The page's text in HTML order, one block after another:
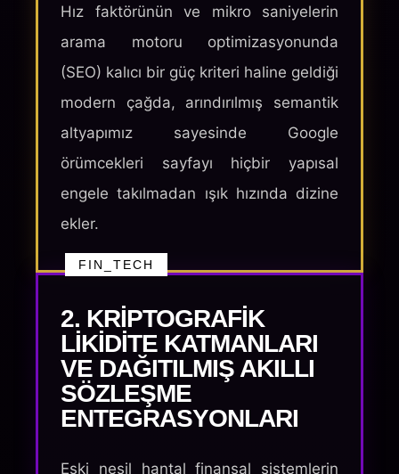
Hız faktörünün ve mikro saniyelerin
arama motoru optimizasyonunda
(SEO) kalıcı bir güç kriteri haline geldiği
modern çağda, arındırılmış semantik
altyapımız sayesinde Google
örümcekleri sayfayı hiçbir yapısal
engele takılmadan ışık hızında dizine
ekler.
FIN_TECH
2. KRIPTOGRAFIK
LIKIDITE KATMANLARI
VE DAĞITILMIŞ AKILLI
SÖZLEŞME
ENTEGRASYONLARI
Eski nesil hantal finansal sistemlerin